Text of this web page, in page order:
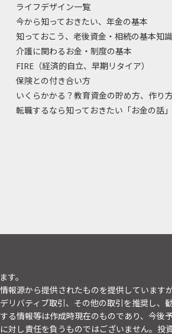
ライフデザイン一覧
今から知っておきたい、年金の基本
知っておこう、老後資金・相続の基本知識
介護に関わるお金・制度の基本
FIRE（経済的自立、早期リタイア）
保険との付き合い方
いくらかかる？教育資金の貯め方、作り
転職するなら知っておきたい「お金の話」
す。
報源から提供されたものを提供していま
バティブ取引、その他の取引を推奨し、
る情報等は作成時現在のものであり、今
対し責任を負うものではございません。